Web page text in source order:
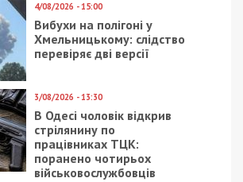
4/08/2026 - 15:00
Вибухи на полігоні у
Хмельницькому: слідство
перевіряє дві версії
3/08/2026 - 13:30
В Одесі чоловік відкрив
стрілянину по
працівниках ТЦК:
поранено чотирьох
військовослужбовців